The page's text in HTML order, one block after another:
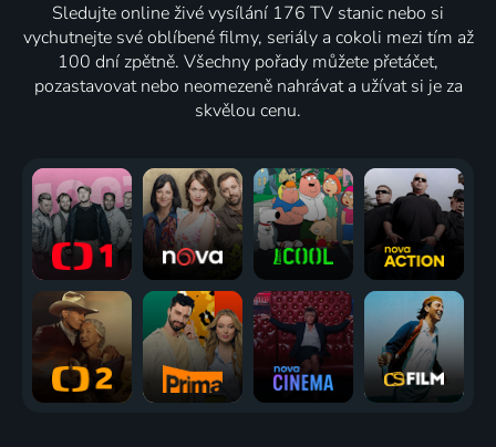
Sledujte online živé vysílání 176 TV stanic nebo si
vychutnejte své oblíbené filmy, seriály a cokoli mezi tím až
100 dní zpětně. Všechny pořady můžete přetáčet,
pozastavovat nebo neomezeně nahrávat a užívat si je za
skvělou cenu.